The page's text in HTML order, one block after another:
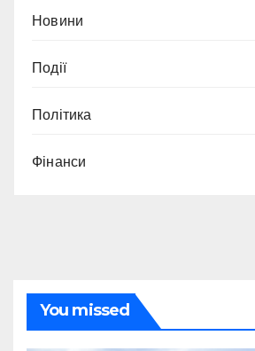
Новини
Події
Політика
Фінанси
You missed